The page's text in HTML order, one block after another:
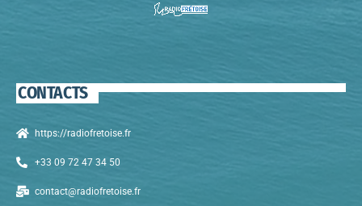
CONTACTS
https://radiofretoise.fr
+33 09 72 47 34 50
contact@radiofretoise.fr